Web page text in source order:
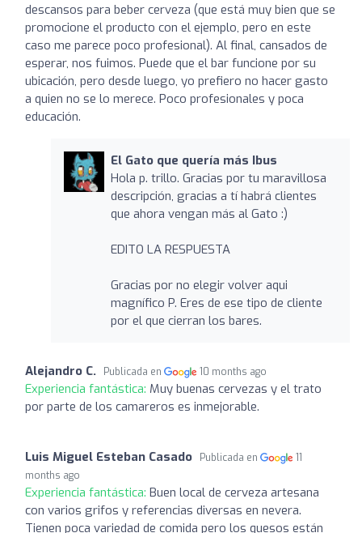
descansos para beber cerveza (que está muy bien que se
promocione el producto con el ejemplo, pero en este
caso me parece poco profesional). Al final, cansados de
esperar, nos fuimos. Puede que el bar funcione por su
ubicación, pero desde luego, yo prefiero no hacer gasto
a quien no se lo merece. Poco profesionales y poca
educación.
El Gato que quería más Ibus
Hola p. trillo. Gracias por tu maravillosa
descripción, gracias a tí habrá clientes
que ahora vengan más al Gato :)
EDITO LA RESPUESTA
Gracias por no elegir volver aqui
magnífico P. Eres de ese tipo de cliente
por el que cierran los bares.
Alejandro C. Publicada en 10 months ago
Experiencia fantástica: Muy buenas cervezas y el trato
por parte de los camareros es inmejorable.
Luis Miguel Esteban Casado Publicada en
11
months ago
Experiencia fantástica: Buen local de cerveza artesana
con varios grifos y referencias diversas en nevera.
Tienen poca variedad de comida pero los quesos están